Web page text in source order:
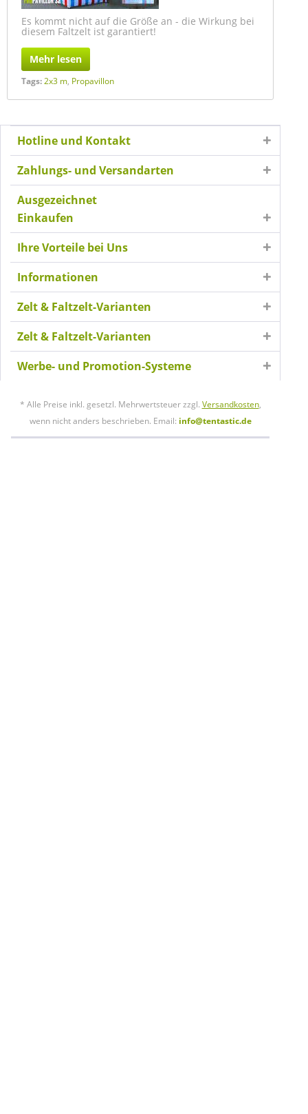
Es kommt nicht auf die Größe an - die Wirkung bei
diesem Faltzelt ist garantiert!
Mehr lesen
Tags:2x3 m, Propavillon
Hotline und Kontakt
Zahlungs- und Versandarten
Ausgezeichnet
Einkaufen
Ihre Vorteile bei Uns
Informationen
Zelt & Faltzelt-Varianten
Zelt & Faltzelt-Varianten
Werbe- und Promotion-Systeme
* Alle Preise inkl. gesetzl. Mehrwertsteuer zzgl. Versandkosten,
wenn nicht anders beschrieben. Email: info@tentastic.de